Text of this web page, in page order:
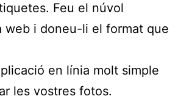
Feu el núvol
web i doneu-li el format que
en línia molt simple
les vostres fotos.